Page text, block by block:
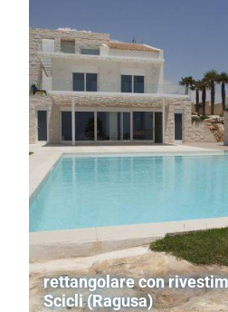
rettangolare con
Scicli (Ragusa)